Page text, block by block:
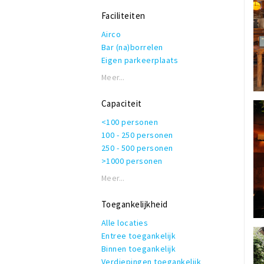
Folk
Faciliteiten
Airco
Bar (na)borrelen
Eigen parkeerplaats
Garderobe
Rolstoeltoegankelijk
Invalidentoilet
Kindvriendelijk
Private dining
Rookruimte
Reserveren mogelijk
Terras of binnentuin
WiFi
Meer...
Capaciteit
<100 personen
100 - 250 personen
250 - 500 personen
>1000 personen
Meer...
Toegankelijkheid
Alle locaties
Entree toegankelijk
Binnen toegankelijk
Verdiepingen toegankelijk